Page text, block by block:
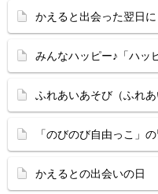
かえると出会った翌日に
みんなハッピー♪「ハッ
ふれあいあそび（ふれあ
「のびのび自由っこ」
かえるとの出会いの日